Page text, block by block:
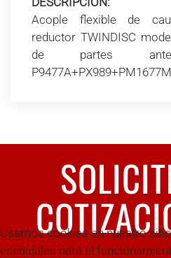
Acople flexible de
reductor TWINDISC
de partes
Usamos cookies en nuestro
esenciales para el